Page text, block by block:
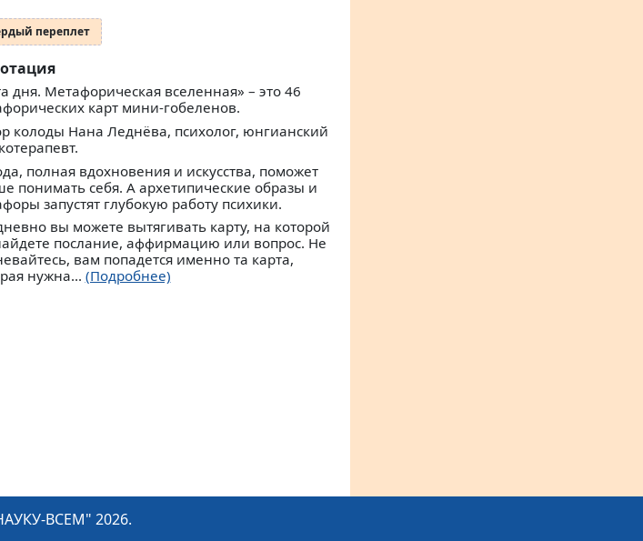
переплет
дня. Метафорическая вселенная» – это 46
карт мини-гобеленов.
колоды Нана Леднёва, психолог, юнгианский
полная вдохновения и искусства, поможет
понимать себя. А архетипические образы и
запустят глубокую работу психики.
вы можете вытягивать карту, на которой
послание, аффирмацию или вопрос. Не
вам попадется именно та карта,
нужна... (Подробнее)
ВСЕМ" 2026.